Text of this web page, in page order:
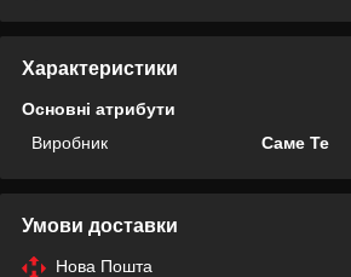
Характеристики
Основні атрибути
Виробник
Саме Те
Умови доставки
Нова Пошта